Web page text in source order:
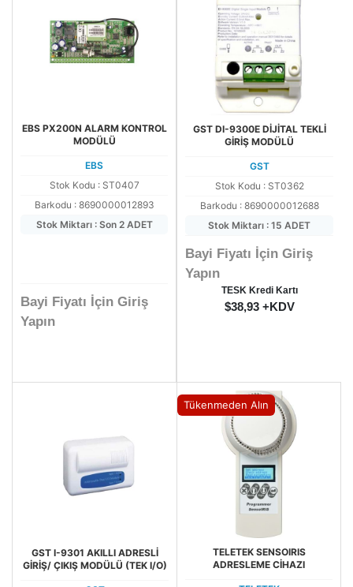
EBS PX200N ALARM KONTROL
MODÜLÜ
EBS
Stok Kodu : ST0407
Barkodu : 8690000012893
Stok Miktarı : Son 2 ADET
Bayi Fiyatı İçin Giriş
Yapın
GST DI-9300E DİJİTAL TEKLİ
GİRİŞ MODÜLÜ
GST
Stok Kodu : ST0362
Barkodu : 8690000012688
Stok Miktarı : 15 ADET
Bayi Fiyatı İçin Giriş
Yapın
TESK Kredi Kartı
$38,93 +KDV
GST I-9301 AKILLI ADRESLİ
GİRİŞ/ ÇIKIŞ MODÜLÜ (TEK I/O)
Tükenmeden Alın
TELETEK SENSOIRIS
ADRESLEME CİHAZI